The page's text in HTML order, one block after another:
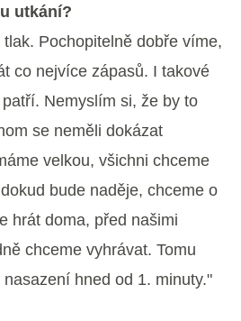
utkání?
Pochopitelně dobře víme,
co nejvíce zápasů. I takové
Nemyslím si, že by to
se neměli dokázat
velkou, všichni chceme
bude naděje, chceme o
hrát doma, před našimi
chceme vyhrávat. Tomu
hned od 1. minuty."